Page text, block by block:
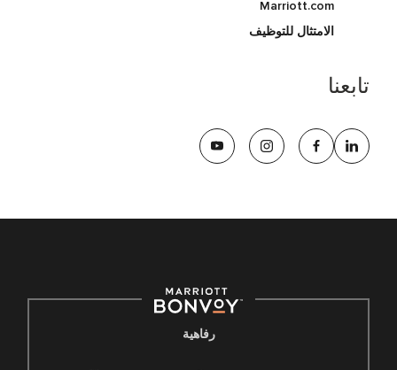
Marriott.com
الامتثال للتوظيف
تابعنا
رفاهية